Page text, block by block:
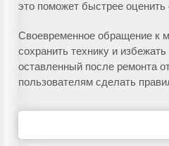
это поможет быстрее оценить
Своевременное обращение к
сохранить технику и
оставленный после ремонта
пользователям сделать